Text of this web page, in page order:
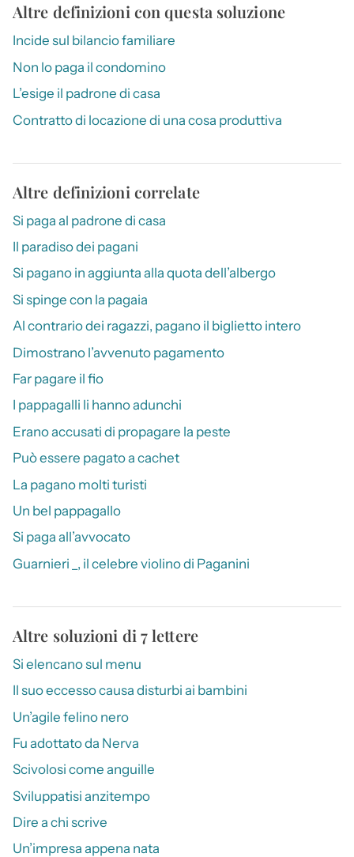
Altre definizioni con questa soluzione
Incide sul bilancio familiare
Non lo paga il condomino
L’esige il padrone di casa
Contratto di locazione di una cosa produttiva
Altre definizioni correlate
Si paga al padrone di casa
Il paradiso dei pagani
Si pagano in aggiunta alla quota dell’albergo
Si spinge con la pagaia
Al contrario dei ragazzi, pagano il biglietto intero
Dimostrano l’avvenuto pagamento
Far pagare il fio
I pappagalli li hanno adunchi
Erano accusati di propagare la peste
Può essere pagato a cachet
La pagano molti turisti
Un bel pappagallo
Si paga all’avvocato
Guarnieri _, il celebre violino di Paganini
Altre soluzioni di 7 lettere
Si elencano sul menu
Il suo eccesso causa disturbi ai bambini
Un’agile felino nero
Fu adottato da Nerva
Scivolosi come anguille
Sviluppatisi anzitempo
Dire a chi scrive
Un’impresa appena nata